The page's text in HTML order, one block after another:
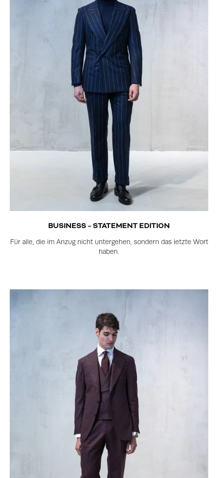
BUSINESS – STATEMENT EDITION
Für alle, die im Anzug nicht untergehen, sondern das letzte Wort
haben.